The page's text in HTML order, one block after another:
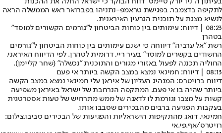
לתקיפה בדצמבר. בפגישת טראמפ-נתניהו בפברואר ראש הממשלה הראה
לנשיא מצגת על תוכנית הגרעין האיראנית.
08:23 | דיווח: עימותים בין כוחות הביטחון ל"גורמים הקשורים למוסד"
בטהרן
רשת "אל ערביה" דיווחה כי ישנם עימותים בין כוחות הביטחון ל"גורמים
החשודים בקשרים למוסד" בעיר ריי, דרומית לטהרן. לפי הדיווח האיראני,
החוליה תכננה לפעול באזורי מגורים והתוכנית "נכשלה" (שחר קליימן).
08:13 | דיווח: חמינאי נמצא במצב הקשה ביותר אי פעם
דיווח ברויטרס: המנהיג העליון של איראן עלי חמינאי נמצא במצב הקשה
ביותר שהיה בו אי פעם. המתקפה הנרחבת של ישראל באיראן משפיעה
קשות על מצבו וגורמת לו לדאגה של ממש מתרחיש של טעות אסטרטגית
בעקבות הפגיעה ברבים מהבכירים שסבבו אותו.
חמינאי. דואג מהתקיפות הישראליות והפגיעות של הבכירים סביבו,צילום:
רויטרס/אף.פי.אי